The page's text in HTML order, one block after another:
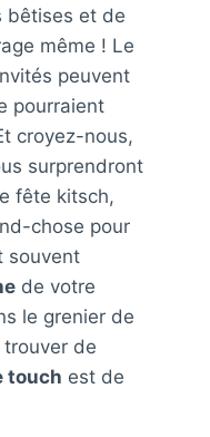
bêtises et de
même ! Le
peuvent
pourraient
croyez-nous,
surprendront
fête kitsch,
chose pour
souvent
de votre
le grenier de
de
touch est de